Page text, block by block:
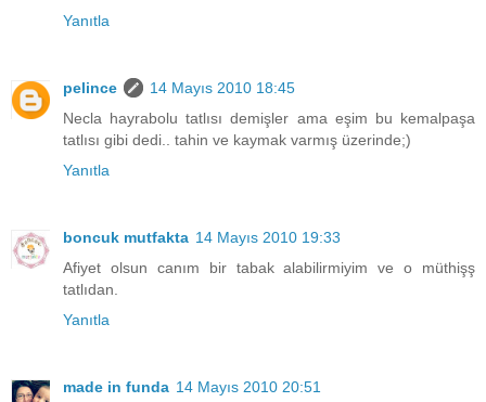
Yanıtla
pelince
14 Mayıs 2010 18:45
Necla hayrabolu tatlısı demişler ama eşim bu kemalpaşa
tatlısı gibi dedi.. tahin ve kaymak varmış üzerinde;)
Yanıtla
boncuk mutfakta 14 Mayıs 2010 19:33
Afiyet olsun canım bir tabak alabilirmiyim ve o müthişş
tatlıdan.
Yanıtla
made in funda 14 Mayıs 2010 20:51